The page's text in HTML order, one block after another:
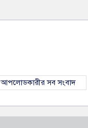
আপলোডকারীর সব সংবাদ